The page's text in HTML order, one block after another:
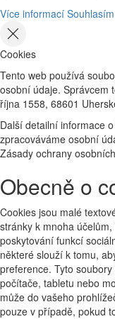
Více informací Souhlasím
Cookies
Tento web používá
osobní údaje. Správcem
října 1558, 68601
Další detailní informace
zpracováváme osobní
Zásady ochrany
Obecně o
Cookies jsou malé
stránky k mnoha
poskytování funkcí
některé slouží k tomu,
preference. Tyto
počítače, tabletu nebo
může do vašeho
pouze v případě, pokud